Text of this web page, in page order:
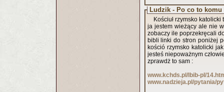
Ludzik - Po co to komu
Kościuł rzymsko
ja jestem wieżący ale nie
zobaczy ile poprzekręcali dodali z pogaństwa zaprzeczają sami sobie a dowód na to można znalść w
bibli linki do stron poniżej pokazóją i udowadniają wielkie kłamstwa i obrazę Boga przez tak zwany
kośció rzymsko katolicki
jesteś niepoważnym
zprawdż to sam :
www.kchds.pl/lbib-pl/
www.nadzieja.pl/pytania/